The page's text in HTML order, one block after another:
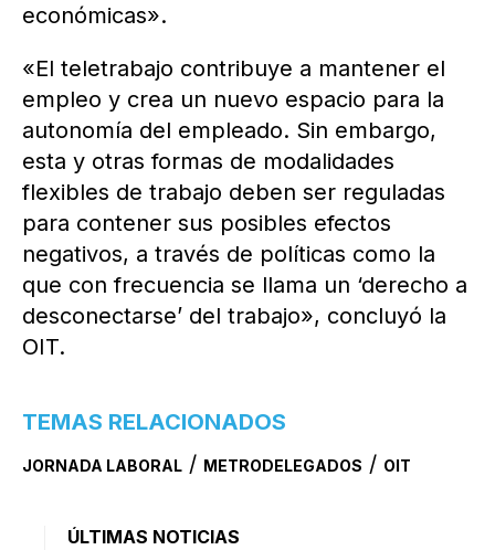
económicas».
«El teletrabajo contribuye a mantener el
empleo y crea un nuevo espacio para la
autonomía del empleado. Sin embargo,
esta y otras formas de modalidades
flexibles de trabajo deben ser reguladas
para contener sus posibles efectos
negativos, a través de políticas como la
que con frecuencia se llama un ‘derecho a
desconectarse’ del trabajo», concluyó la
OIT.
TEMAS RELACIONADOS
JORNADA LABORAL / METRODELEGADOS / OIT
ÚLTIMAS NOTICIAS